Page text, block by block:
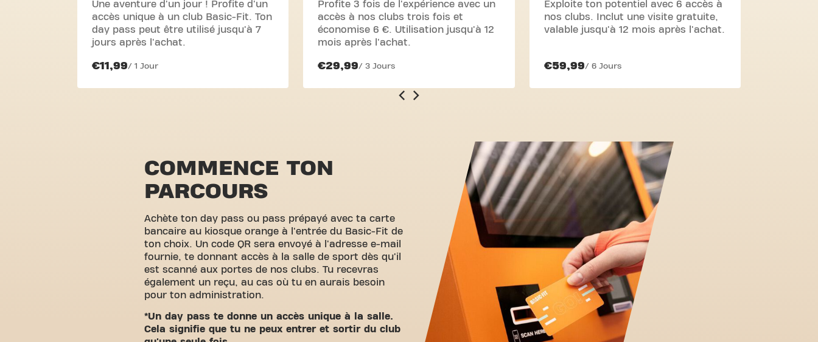
Une aventure d'un jour ! Profite d'un
accès unique à un club Basic-Fit. Ton
day pass peut être utilisé jusqu'à 7
jours après l'achat.
€11,99/ 1 Jour
Profite 3 fois de l'expérience avec un
accès à nos clubs trois fois et
économise 6 €. Utilisation jusqu'à 12
mois après l'achat.
€29,99/ 3 Jours
Exploite ton potentiel avec 6 accès à
nos clubs. Inclut une visite gratuite,
valable jusqu'à 12 mois après l'achat.
€59,99/ 6 Jours
COMMENCE TON
PARCOURS
Achète ton day pass ou pass prépayé avec ta carte
bancaire au kiosque orange à l'entrée du Basic-Fit de
ton choix. Un code QR sera envoyé à l'adresse e-mail
fournie, te donnant accès à la salle de sport dès qu'il
est scanné aux portes de nos clubs. Tu recevras
également un reçu, au cas où tu en aurais besoin
pour ton administration.
*Un day pass te donne un accès unique à la salle.
Cela signifie que tu ne peux entrer et sortir du club